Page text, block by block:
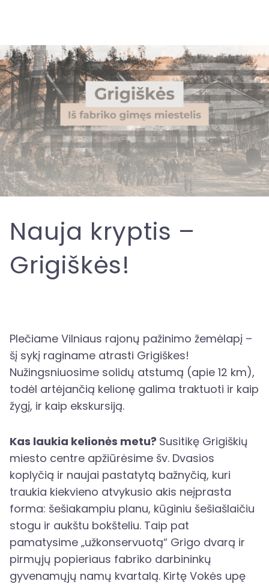
Nauja kryptis –
Grigiškės!
Plečiame Vilniaus rajonų pažinimo žemėlapį –
šį sykį raginame atrasti Grigiškes!
Nužingsniuosime solidų atstumą (apie 12 km),
todėl artėjančią kelionę galima traktuoti ir kaip
žygį, ir kaip ekskursiją.
Kas laukia kelionės metu? Susitikę Grigiškių
miesto centre apžiūrėsime šv. Dvasios
koplyčią ir naujai pastatytą bažnyčią, kuri
traukia kiekvieno atvykusio akis neįprasta
forma: šešiakampiu planu, kūginiu šešiašlaičiu
stogu ir aukštu bokšteliu. Taip pat
pamatysime „užkonservuotą“ Grigo dvarą ir
pirmųjų popieriaus fabriko darbininkų
gyvenamųjų namų kvartalą. Kirtę Vokės upę